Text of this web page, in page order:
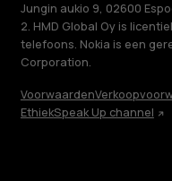
Jungin aukio 9, 02600
2. HMD Global Oy is
telefoons. Nokia is een
Corporation.
Voorwaarden
EthiekSpeak Up channel